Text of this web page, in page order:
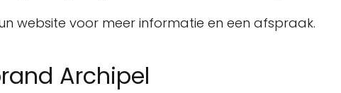
website voor meer informatie en een afspraak.
Archipel